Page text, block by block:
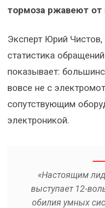
тормоза ржавеют от
Эксперт Юрий Чистов,
статистика
показывает:
вовсе не с
сопутствующим
электроникой.
«Настоящим
выступает 12-
обилия умных